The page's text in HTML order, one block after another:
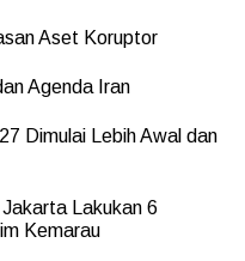
Aset Koruptor
Agenda Iran
Dimulai Lebih Awal dan
Lakukan 6
Kemarau